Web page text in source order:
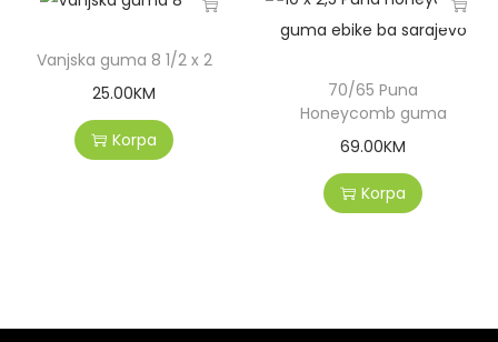
Vanjska guma 8 1/2 x 2
25.00KM
Korpa
70/65 Puna
Honeycomb guma
69.00KM
Korpa